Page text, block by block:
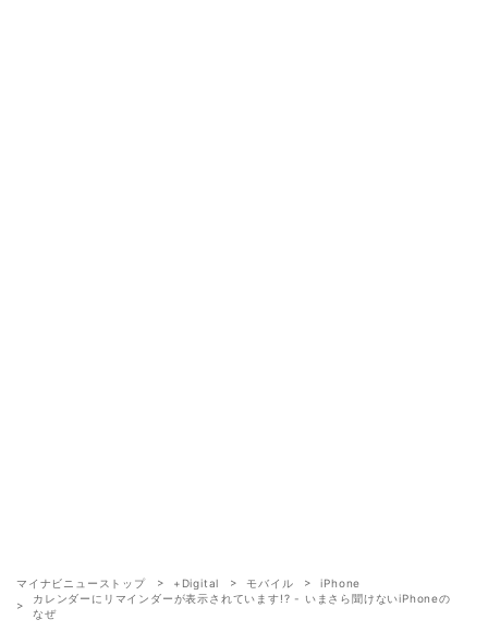
マイナビニューストップ +Digital モバイル
iPhone
カレンダーにリマインダーが表示されています!? - いまさら聞けないiPhoneの
なぜ